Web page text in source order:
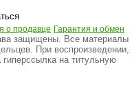
о продавце Гарантия и обмен
защищены. Все материалы
При воспроизведении,
на титульную